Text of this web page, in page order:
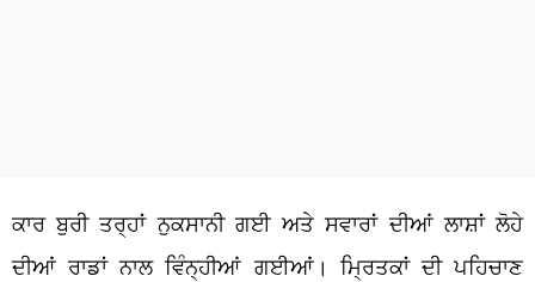
ਕਾਰ ਬੁਰੀ ਤਰ੍ਹਾਂ ਨੁਕਸਾਨੀ ਗਈ ਅਤੇ ਸਵਾਰਾਂ ਦੀਆਂ ਲਾਸ਼ਾਂ ਲੋਹੇ
ਦੀਆਂ ਰਾਡਾਂ ਨਾਲ ਵਿੰਨ੍ਹੀਆਂ ਗਈਆਂ। ਮ੍ਰਿਤਕਾਂ ਦੀ ਪਹਿਚਾਣ